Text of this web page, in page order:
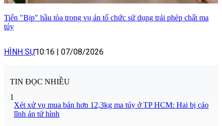
Tiến "Bịp" hầu tòa trong vụ án tổ chức sử dụng trái phép chất ma
túy
HÌNH SỰ10:16 | 07/08/2026
TIN ĐỌC NHIỀU
1
Xét xử vụ mua bán hơn 12,3kg ma túy ở TP HCM: Hai bị cáo
lĩnh án tử hình